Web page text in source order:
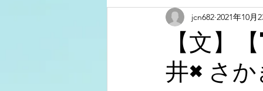
【文
井×さか
jcn682 2021年10月